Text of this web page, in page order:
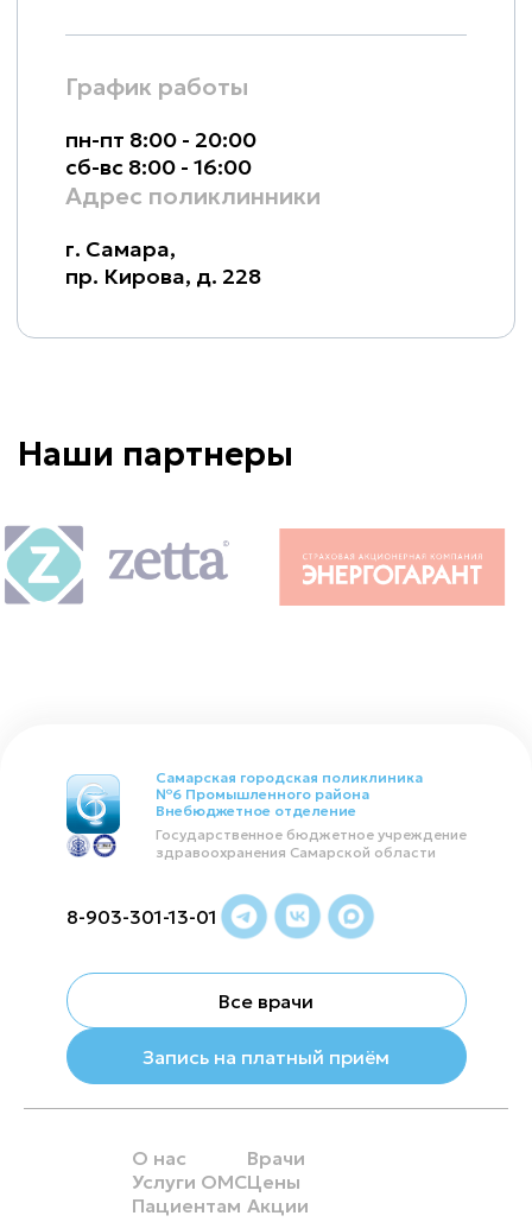
График работы
пн-пт 8:00 - 20:00
cб-вс 8:00 - 16:00
Адрес поликлинники
г. Самара,
пр. Кирова, д. 228
Наши партнеры
Самарская городская поликлиника
№6 Промышленного района
Внебюджетное отделение
Государственное бюджетное учреждение
здравоохранения Самарской области
8-903-301-13-01
Все врачи
Запись на платный приём
О нас
Услуги ОМС
Пациентам
Врачи
Цены
Акции